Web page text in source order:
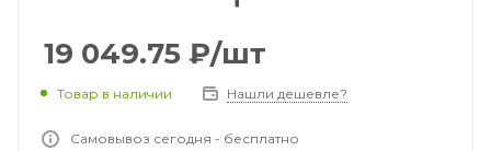
19 049.75 ₽/шт
Товар в наличии Нашли дешевле?
Самовывоз сегодня - бесплатно